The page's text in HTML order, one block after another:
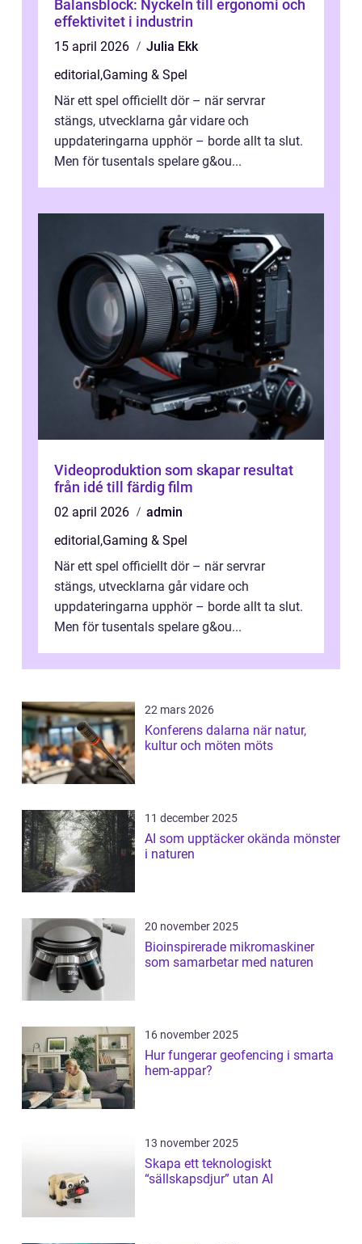
Balansblock: Nyckeln till ergonomi och
effektivitet i industrin
15 april 2026
Julia Ekk
editorial,Gaming & Spel
När ett spel officiellt dör – när servrar
stängs, utvecklarna går vidare och
uppdateringarna upphör – borde allt ta slut.
Men för tusentals spelare g&ou...
Videoproduktion som skapar resultat
från idé till färdig film
02 april 2026
admin
editorial,Gaming & Spel
När ett spel officiellt dör – när servrar
stängs, utvecklarna går vidare och
uppdateringarna upphör – borde allt ta slut.
Men för tusentals spelare g&ou...
22 mars 2026
Konferens dalarna när natur,
kultur och möten möts
11 december 2025
AI som upptäcker okända mönster
i naturen
20 november 2025
Bioinspirerade mikromaskiner
som samarbetar med naturen
16 november 2025
Hur fungerar geofencing i smarta
hem-appar?
13 november 2025
Skapa ett teknologiskt
“sällskapsdjur” utan AI